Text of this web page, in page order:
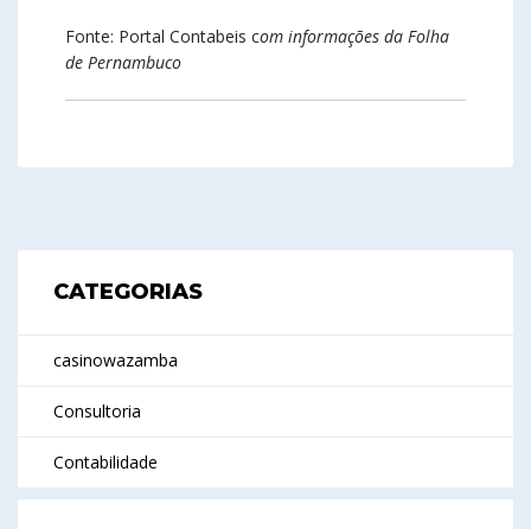
Fonte: Portal Contabeis com informações da Folha
de Pernambuco
CATEGORIAS
casinowazamba
Consultoria
Contabilidade